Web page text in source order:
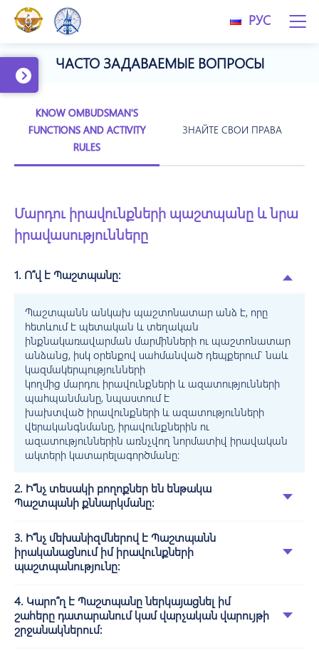
РУС
ЧАСТО ЗАДАВАЕМЫЕ ВОПРОСЫ
KNOW OMBUDSMAN'S
FUNCTIONS AND ACTIVITY
RULES
ЗНАЙТЕ СВОИ ПРАВА
Մարդու իրավունքների պաշտպանը և նրա
իրավասությունները
1. Ո՞վ է Պաշտպանը:
Պաշտպանն անկախ պաշտոնատար անձ է, որը
հետևում է պետական և տեղական
ինքնակառավարման մարմինների ու պաշտոնատար
անձանց, իսկ օրենքով սահմանված դեպքերում` նաև
կազմակերպությունների
կողմից մարդու իրավունքների և ազատությունների
պահպանմանը, նպաստում է
խախտված իրավունքների և ազատությունների
վերականգնմանը, իրավունքներին ու
ազատություններին առնչվող նորմատիվ իրավական
ակտերի կատարելագործմանը:
2. Ի՞նչ տեսակի բողոքներ են ենթակա
Պաշտպանի քննարկմանը:
3. Ի՞նչ մեխանիզմներով է Պաշտպանն
իրականացնում իմ իրավունքների
պաշտպանությունը:
4. Կարո՞ղ է Պաշտպանը ներկայացնել իմ
շահերը դատարանում կամ վարչական վարույթի
շրջանակներում: